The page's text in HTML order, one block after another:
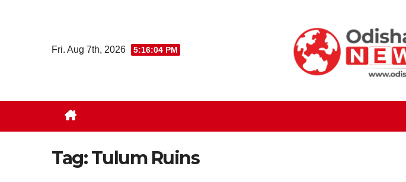
Fri. Aug 7th, 2026 5:16:05 PM
Tag:Tulum Ruins